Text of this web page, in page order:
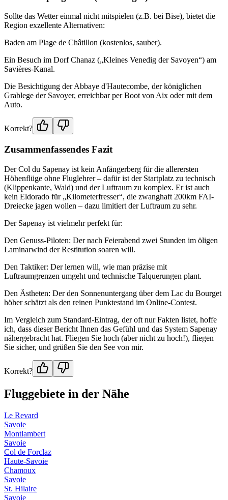
Sollte das Wetter einmal nicht mitspielen (z.B. bei Bise), bietet die
Region exzellente Alternativen:
Baden am Plage de Châtillon (kostenlos, sauber).
Ein Besuch im Dorf Chanaz („Kleines Venedig der Savoyen“) am
Savières-Kanal.
Die Besichtigung der Abbaye d'Hautecombe, der königlichen
Grablege der Savoyer, erreichbar per Boot von Aix oder mit dem
Auto.
Korrekt?
Zusammenfassendes Fazit
Der Col du Sapenay ist kein Anfängerberg für die allerersten
Höhenflüge ohne Fluglehrer – dafür ist der Startplatz zu technisch
(Klippenkante, Wald) und der Luftraum zu komplex. Er ist auch
kein Eldorado für „Kilometerfresser“, die zwanghaft 200km FAI-
Dreiecke jagen wollen – dazu limitiert der Luftraum zu sehr.
Der Sapenay ist vielmehr perfekt für:
Den Genuss-Piloten: Der nach Feierabend zwei Stunden im öligen
Laminarwind der Restitution soaren will.
Den Taktiker: Der lernen will, wie man präzise mit
Luftraumgrenzen umgeht und technische Talquerungen plant.
Den Ästheten: Der den Sonnenuntergang über dem Lac du Bourget
höher schätzt als den reinen Punktestand im Online-Contest.
Im Vergleich zum Standard-Eintrag, der oft nur Fakten listet, hoffe
ich, dass dieser Bericht Ihnen das Gefühl und das System Sapenay
nähergebracht hat. Fliegen Sie hoch (aber nicht zu hoch!), fliegen
Sie sicher, und grüßen Sie den See von mir.
Korrekt?
Fluggebiete in der Nähe
Le Revard
Savoie
Montlambert
Savoie
Col de Forclaz
Haute-Savoie
Chamoux
Savoie
St. Hilaire
Savoie